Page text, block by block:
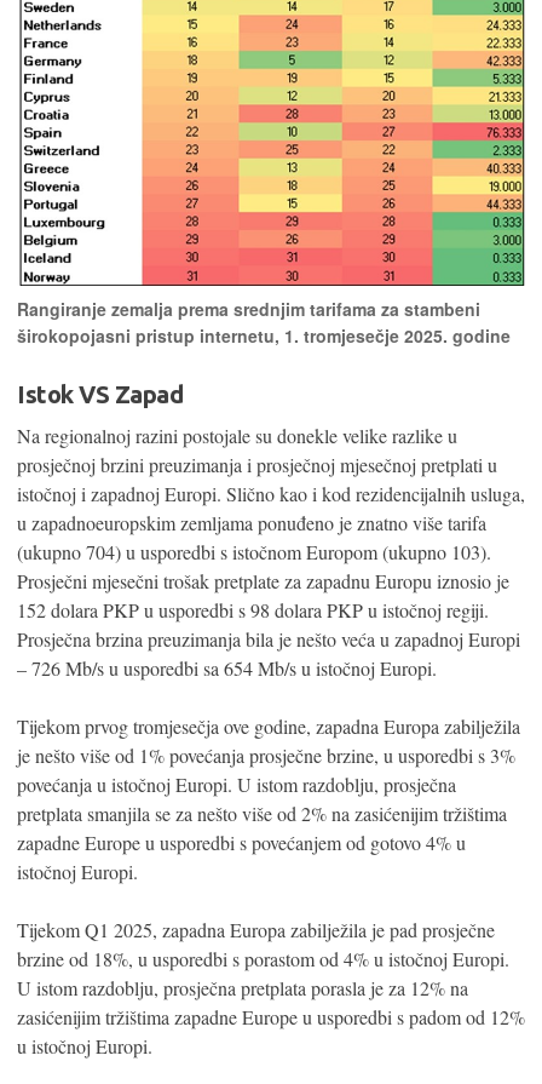
Rangiranje zemalja prema srednjim tarifama za stambeni
širokopojasni pristup internetu, 1. tromjesečje 2025. godine
Istok VS Zapad
Na regionalnoj razini postojale su donekle velike razlike u
prosječnoj brzini preuzimanja i prosječnoj mjesečnoj pretplati u
istočnoj i zapadnoj Europi. Slično kao i kod rezidencijalnih usluga,
u zapadnoeuropskim zemljama ponuđeno je znatno više tarifa
(ukupno 704) u usporedbi s istočnom Europom (ukupno 103).
Prosječni mjesečni trošak pretplate za zapadnu Europu iznosio je
152 dolara PKP u usporedbi s 98 dolara PKP u istočnoj regiji.
Prosječna brzina preuzimanja bila je nešto veća u zapadnoj Europi
– 726 Mb/s u usporedbi sa 654 Mb/s u istočnoj Europi.
Tijekom prvog tromjesečja ove godine, zapadna Europa zabilježila
je nešto više od 1% povećanja prosječne brzine, u usporedbi s 3%
povećanja u istočnoj Europi. U istom razdoblju, prosječna
pretplata smanjila se za nešto više od 2% na zasićenijim tržištima
zapadne Europe u usporedbi s povećanjem od gotovo 4% u
istočnoj Europi.
Tijekom Q1 2025, zapadna Europa zabilježila je pad prosječne
brzine od 18%, u usporedbi s porastom od 4% u istočnoj Europi.
U istom razdoblju, prosječna pretplata porasla je za 12% na
zasićenijim tržištima zapadne Europe u usporedbi s padom od 12%
u istočnoj Europi.